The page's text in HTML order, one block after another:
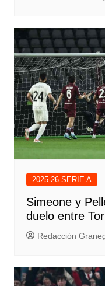
2025-26 SERIE A
Simeone y
duelo entre
Redacción